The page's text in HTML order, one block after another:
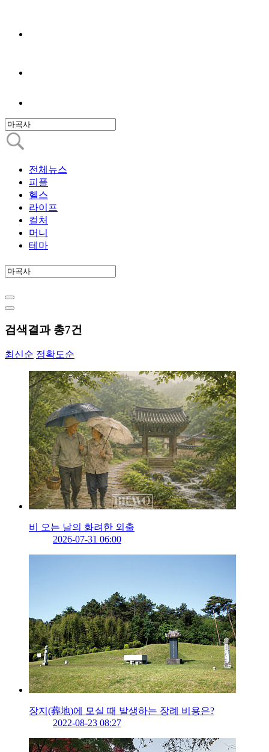
전체뉴스
피플
헬스
라이프
컬처
머니
테마
검색결과 총7건
최신순 정확도순
비 오는 날의 화려한 외출
2026-07-31 06:00
장지(葬地)에 모실 때 발생하는 장례 비용은?
2022-08-23 08:27